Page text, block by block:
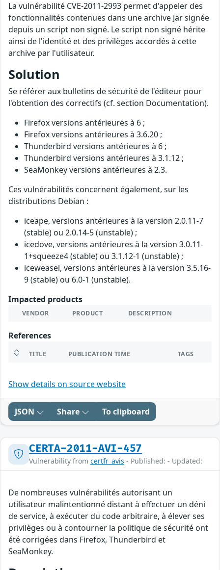
La vulnérabilité CVE-2011-2993 permet d'appeler des
fonctionnalités contenues dans une archive Jar signée
depuis un script non signé. Le script non signé hérite
ainsi de l'identité et des privilèges accordés à cette
archive par l'utilisateur.
Solution
Se référer aux bulletins de sécurité de l'éditeur pour
l'obtention des correctifs (cf. section Documentation).
Firefox versions antérieures à 6 ;
Firefox versions antérieures à 3.6.20 ;
Thunderbird versions antérieures à 6 ;
Thunderbird versions antérieures à 3.1.12 ;
SeaMonkey versions antérieures à 2.3.
Ces vulnérabilités concernent également, sur les
distributions Debian :
iceape, versions antérieures à la version 2.0.11-7
(stable) ou 2.0.14-5 (unstable) ;
icedove, versions antérieures à la version 3.0.11-
1+squeeze4 (stable) ou 3.1.12-1 (unstable) ;
iceweasel, versions antérieures à la version 3.5.16-
9 (stable) ou 6.0-1 (unstable).
Impacted products
VENDOR PRODUCT DESCRIPTION
References
TITLE PUBLICATION TIME TAGS
Show details on source website
JSON Share To clipboard
CERTA-2011-AVI-457
Vulnerability from certfr_avis - Published: - Updated:
De nombreuses vulnérabilités autorisant un
utilisateur malintentionné distant à effectuer un déni
de service, à exécuter du code arbitraire, à élever ses
privilèges ou à contourner la politique de sécurité ont
été corrigées dans Firefox, Thunderbird et
SeaMonkey.